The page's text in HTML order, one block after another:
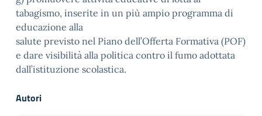
tabagismo, inserite in un più ampio programma di
educazione alla
salute previsto nel Piano dell’Offerta Formativa (POF)
e dare visibilità alla politica contro il fumo adottata
dall’istituzione scolastica.
Autori